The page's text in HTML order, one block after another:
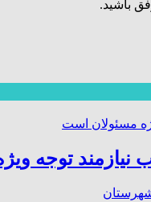
باشید.
توجه